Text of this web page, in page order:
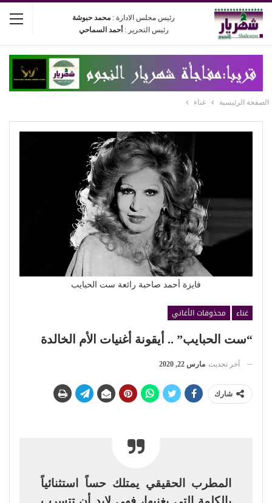
رئيس مجلس الادارة : محمد حبوشة
رئيس التحرير : أحمد السماحي
الصفحة الرئيسية غناء
فايزة أحمد صاحبة رائعة ست الحبايب
غناء
محذوفات الأغاني
“ست الحبايب” .. أيقونة أغنيات الأم الخالدة
آخر تحديث مارس 22, 2020
شارك
المطرب الحقيقي يمتلك حساً استثنائياً